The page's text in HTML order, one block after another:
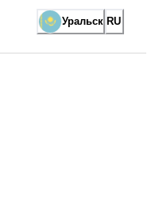
Уральск RU